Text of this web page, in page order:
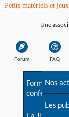
Petits matériels et jeux
Une
Forum FAQ
Avant
Les
Formations
conférences
La JIA
Nos
Les